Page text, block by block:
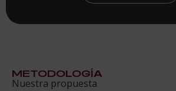
METODOLOGÍA
Nuestra propuesta